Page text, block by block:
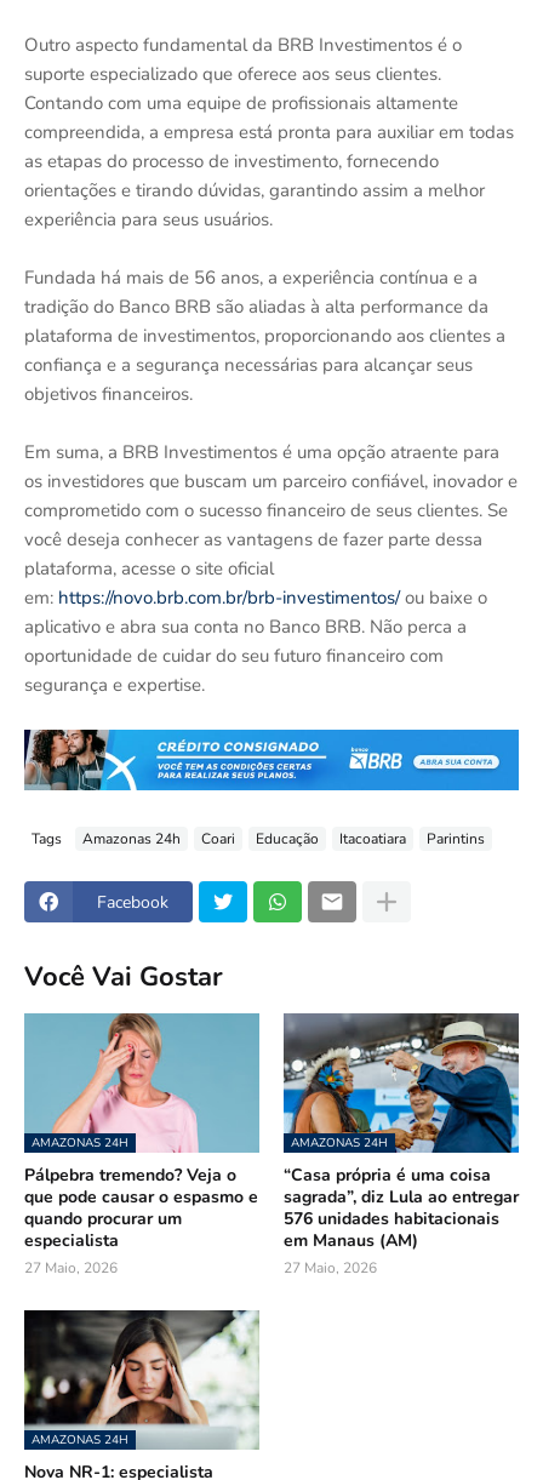
Outro aspecto fundamental da BRB Investimentos é o
suporte especializado que oferece aos seus clientes.
Contando com uma equipe de profissionais altamente
compreendida, a empresa está pronta para auxiliar em todas
as etapas do processo de investimento, fornecendo
orientações e tirando dúvidas, garantindo assim a melhor
experiência para seus usuários.
Fundada há mais de 56 anos, a experiência contínua e a
tradição do Banco BRB são aliadas à alta performance da
plataforma de investimentos, proporcionando aos clientes a
confiança e a segurança necessárias para alcançar seus
objetivos financeiros.
Em suma, a BRB Investimentos é uma opção atraente para
os investidores que buscam um parceiro confiável, inovador e
comprometido com o sucesso financeiro de seus clientes. Se
você deseja conhecer as vantagens de fazer parte dessa
plataforma, acesse o site oficial
em: https://novo.brb.com.br/brb-investimentos/ou baixe o
aplicativo e abra sua conta no Banco BRB. Não perca a
oportunidade de cuidar do seu futuro financeiro com
segurança e expertise.
Tags Amazonas 24h Coari Educação Itacoatiara Parintins
Facebook
Você Vai Gostar
AMAZONAS 24H
Pálpebra tremendo? Veja o
que pode causar o espasmo e
quando procurar um
especialista
27 Maio, 2026
AMAZONAS 24H
“Casa própria é uma coisa
sagrada”, diz Lula ao entregar
576 unidades habitacionais
em Manaus (AM)
27 Maio, 2026
AMAZONAS 24H
Nova NR-1: especialista